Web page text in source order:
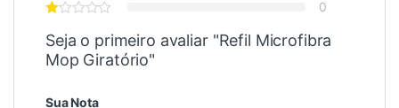
0
Seja o primeiro avaliar "Refil Microfibra
Mop Giratório"
Sua Nota